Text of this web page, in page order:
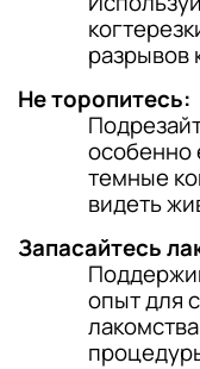
разрывов
Не торопитесь:
особенно
темные
видеть
Запасайтесь
опыт для